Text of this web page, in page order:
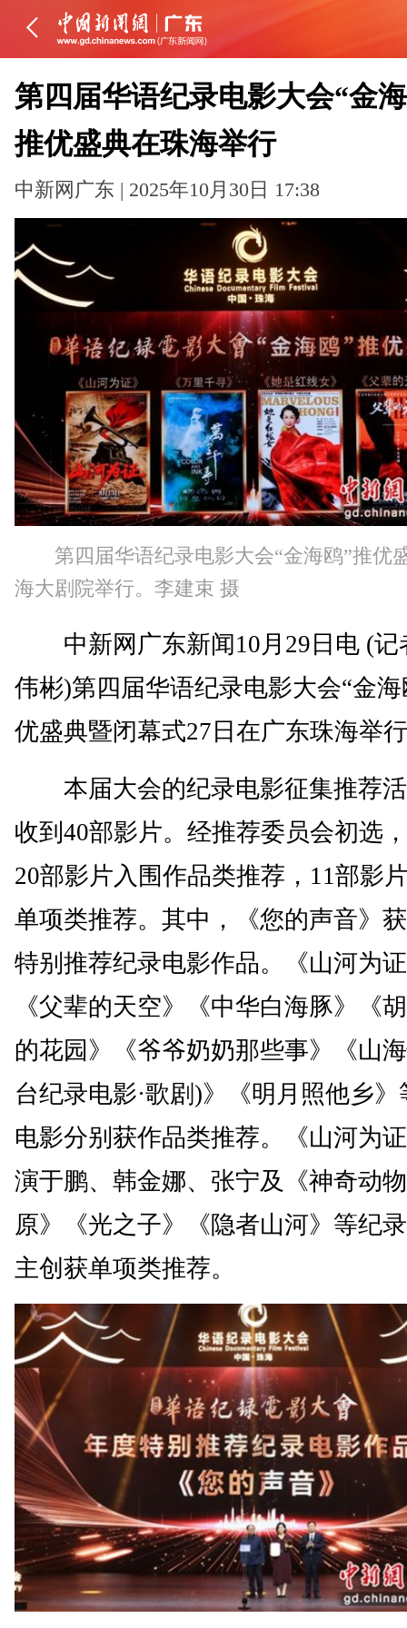
第四届华语纪录电影大会“金
推优盛典在珠海举行
中新网广东 | 2025年10月30日 17:38
第四届华语纪录电影大会“金海鸥”推优
海大剧院举行。李建束 摄
中新网广东新闻10月29日电 (记
伟彬)第四届华语纪录电影大会“金海
优盛典暨闭幕式27日在广东珠海举
本届大会的纪录电影征集推荐
收到40部影片。经推荐委员会初选
20部影片入围作品类推荐，11部影
单项类推荐。其中，《您的声音》
特别推荐纪录电影作品。《山河为
《父辈的天空》《中华白海豚》《
的花园》《爷爷奶奶那些事》《山
台纪录电影·歌剧)》《明月照他乡》
电影分别获作品类推荐。《山河为
演于鹏、韩金娜、张宁及《神奇动
原》《光之子》《隐者山河》等纪
主创获单项类推荐。